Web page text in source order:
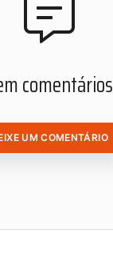
comentários
UM COMENTÁRIO